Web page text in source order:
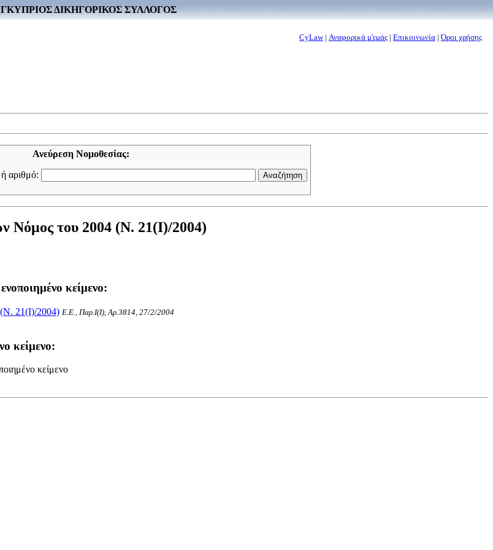
ΔΙΚΗΓΟΡΙΚΟΣ ΣΥΛΛΟΓΟΣ
CyLaw| Αναφορικά μ'εμάς | Επικοινωνία |Όροι χρήσης
Ανεύρεση Νομοθεσίας:
αριθμό:
Νόμος του 2004 (Ν. 21(I)/2004)
κείμενο:
21(I)/2004) Ε.Ε., Παρ.Ι(I), Αρ.3814, 27/2/2004
κείμενο:
κείμενο